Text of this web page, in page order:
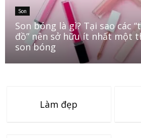
Son
Son bóng là gì? Tại sao các
đồ” nên sở hữu ít nhất một
son bóng
Làm đẹp